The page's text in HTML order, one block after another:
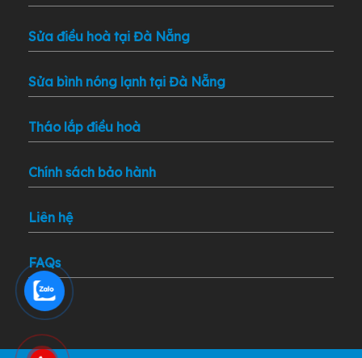
Sửa điều hoà tại Đà Nẵng
Sửa bình nóng lạnh tại Đà Nẵng
Tháo lắp điều hoà
Chính sách bảo hành
Liên hệ
FAQs